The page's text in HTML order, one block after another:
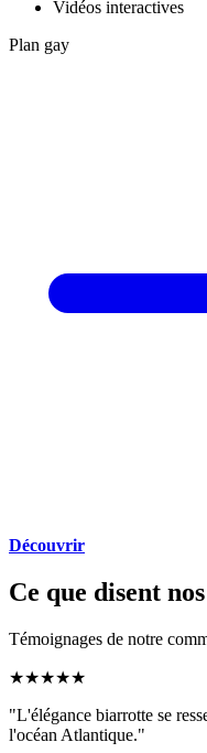
Vidéos interactives
Plan gay
Découvrir
Ce que disent
Témoignages de notre
★★★★★
"L'élégance biarrotte se
l'océan Atlantique."